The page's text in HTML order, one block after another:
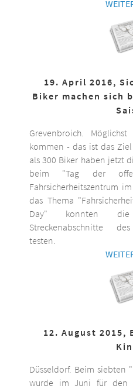
19. April 2016,
Biker machen sich
Grevenbroich.
kommen - das ist das
als 300 Biker haben jetzt
beim "Tag der
Fahrsicherheitszentrum
das Thema
Day" konnten die
Streckenabschnitte
testen.
12. August 2015,
Düsseldorf. Beim siebten
wurde im Juni für den